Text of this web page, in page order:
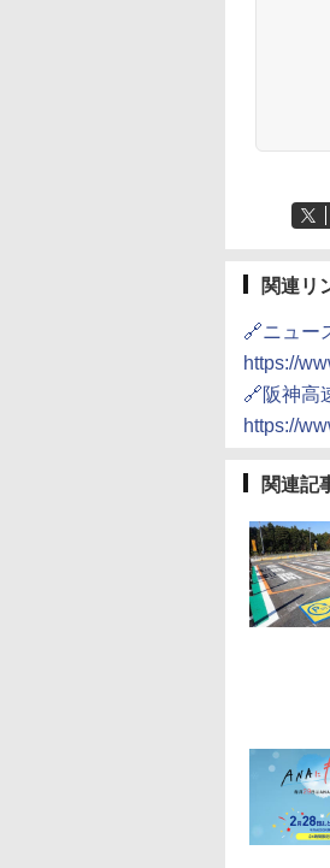
関連リ
🔗ニュー
https://
🔗阪神高
https://
関連記